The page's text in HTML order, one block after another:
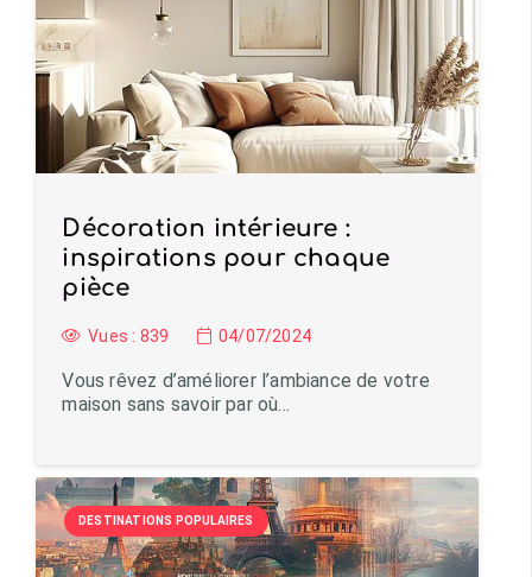
Décoration intérieure :
inspirations pour chaque
pièce
Vues : 839 04/07/2024
Vous rêvez d’améliorer l’ambiance de votre
maison sans savoir par où…
DESTINATIONS POPULAIRES